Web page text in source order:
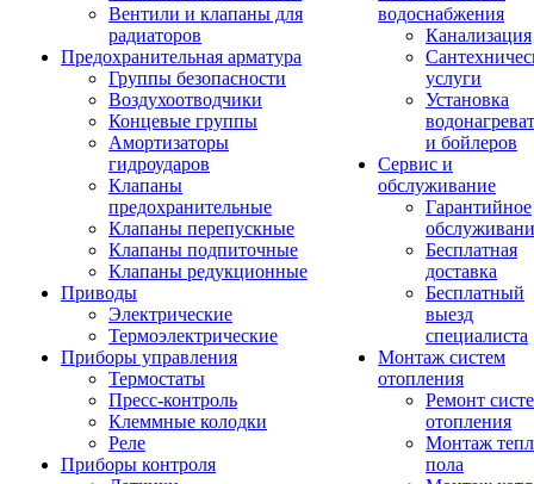
Вентили и клапаны для
радиаторов
Предохранительная арматура
Группы безопасности
Воздухоотводчики
Концевые группы
Амортизаторы
гидроударов
Клапаны
предохранительные
Клапаны перепускные
Клапаны подпиточные
Клапаны редукционные
Приводы
Электрические
Термоэлектрические
Приборы управления
Термостаты
Пресс-контроль
Клеммные колодки
Реле
Приборы контроля
водоснабжения
Канализация
услуги
Установка
и бойлеров
Сервис и
обслуживание
Гарантийное
Бесплатная
доставка
Бесплатный
выезд
специалиста
Монтаж систем
отопления
Ремонт
отопления
Монтаж
пола